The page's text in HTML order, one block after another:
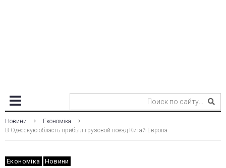
Новини
Економіка
В Одесскую область прибыл грузовой поезд Китай-Европа
Економіка Новини